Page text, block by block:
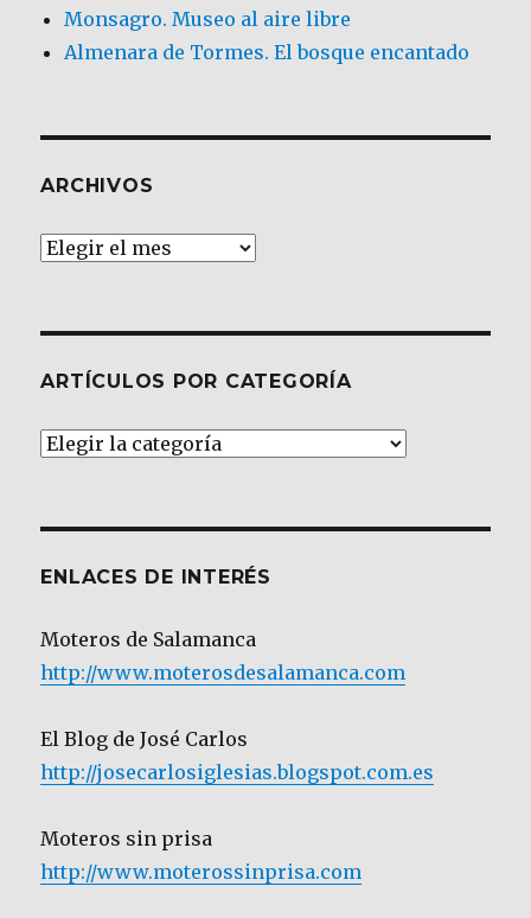
Monsagro. Museo al aire libre
Almenara de Tormes. El bosque encantado
ARCHIVOS
Archivos
ARTÍCULOS POR CATEGORÍA
Artículos
ENLACES DE INTERÉS
Moteros de Salamanca
http://www.moterosdesalamanca.com
El Blog de José Carlos
http://josecarlosiglesias.blogspot.com.es
Moteros sin prisa
http://www.moterossinprisa.com